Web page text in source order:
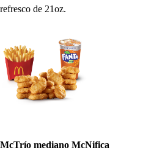
refresco de 21oz.
McTrío mediano McNifica